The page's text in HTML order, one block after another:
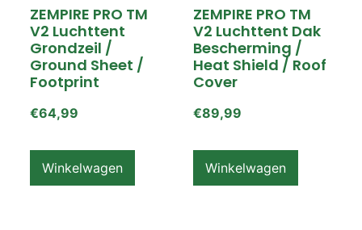
ZEMPIRE PRO TM
V2 Luchttent
Grondzeil /
Ground Sheet /
Footprint
€64,99
Winkelwagen
ZEMPIRE PRO TM
V2 Luchttent Dak
Bescherming /
Heat Shield / Roof
Cover
€89,99
Winkelwagen